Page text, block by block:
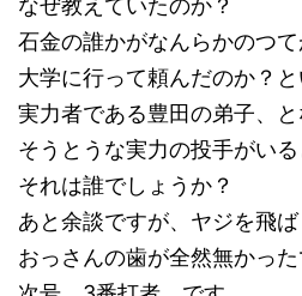
なぜ教えていたのか？
石金の誰かがなんらかのつて
大学に行って頼んだのか？
実力者である豊田の弟子、
そうとうな実力の投手がいる
それは誰でしょうか？
あと余談ですが、ヤジを飛
おっさんの歯が全然無かった